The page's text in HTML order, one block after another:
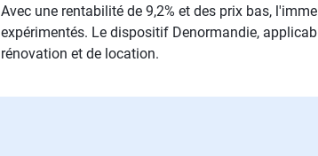
Avec une rentabilité de 9,2% et des prix bas,
expérimentés. Le dispositif Denormandie,
rénovation et de location.